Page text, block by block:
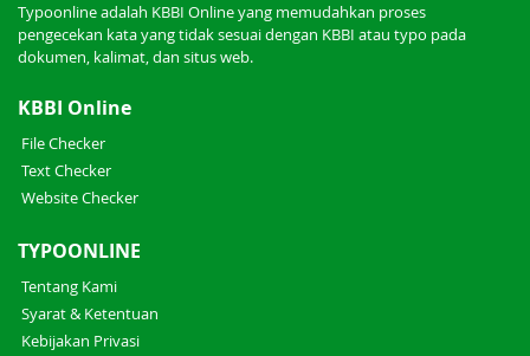
Typoonline adalah KBBI Online yang memudahkan proses
pengecekan kata yang tidak sesuai dengan KBBI atau typo pada
dokumen, kalimat, dan situs web.
KBBI Online
File Checker
Text Checker
Website Checker
TYPOONLINE
Tentang Kami
Syarat & Ketentuan
Kebijakan Privasi